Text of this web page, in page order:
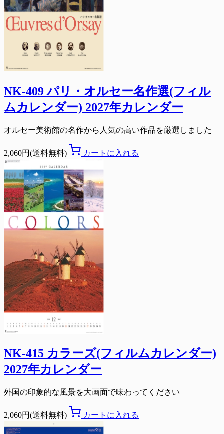
NK-409 パリ・オルセー名作選(フィル
ムカレンダー) 2027年カレンダー
オルセー美術館の名作から人気の高い作品を厳選しました
2,060円(送料無料) カートに入れる
NK-415 カラーズ(フィルムカレンダー)
2027年カレンダー
外国の印象的な風景を大画面で味わってください
2,060円(送料無料) カートに入れる